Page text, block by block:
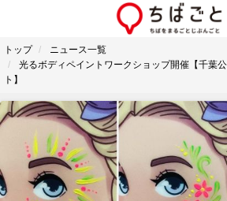
トップ
ニュース一覧
光るボディペイントワークショップ開催【千葉
ト】